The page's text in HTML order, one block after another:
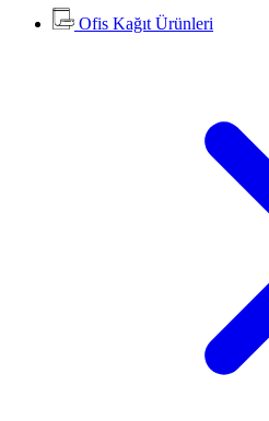
Ofis Kağıt Ürünleri